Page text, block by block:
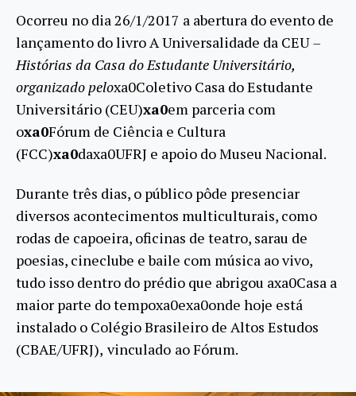
Ocorreu no dia 26/1/2017 a abertura do evento de
lançamento do livro A Universalidade da CEU–
Histórias da Casa do Estudante Universitário,
organizado peloxa0Coletivo Casa do Estudante
Universitário (CEU)xa0em parceria com
oxa0Fórum de Ciência e Cultura
(FCC)xa0daxa0UFRJ e apoio do Museu Nacional.
Durante três dias, o público pôde presenciar
diversos acontecimentos multiculturais, como
rodas de capoeira, oficinas de teatro, sarau de
poesias, cineclube e baile com música ao vivo,
tudo isso dentro do prédio que abrigou axa0Casa a
maior parte do tempoxa0exa0onde hoje está
instalado o Colégio Brasileiro de Altos Estudos
(CBAE/UFRJ), vinculado ao Fórum.